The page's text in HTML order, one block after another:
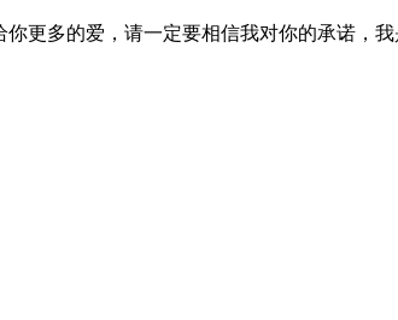
更多的爱，请一定要相信我对你的承诺，我